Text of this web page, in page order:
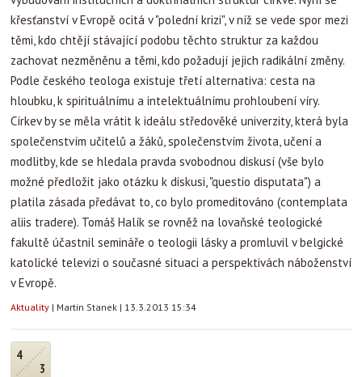
křesťanství v Evropě ocitá v "polední krizi", v níž se vede spor mezi
těmi, kdo chtějí stávající podobu těchto struktur za každou
zachovat nezměněnu a těmi, kdo požadují jejich radikální změny.
Podle českého teologa existuje třetí alternativa: cesta na
hloubku, k spirituálnímu a intelektuálnímu prohloubení víry.
Církev by se měla vrátit k ideálu středověké univerzity, která byla
společenstvím učitelů a žáků, společenstvím života, učení a
modlitby, kde se hledala pravda svobodnou diskusí (vše bylo
možné předložit jako otázku k diskusi, "questio disputata") a
platila zásada předávat to, co bylo promeditováno (contemplata
aliis tradere). Tomáš Halík se rovněž na lovaňské teologické
fakultě účastnil semináře o teologii lásky a promluvil v belgické
katolické televizi o současné situaci a perspektivách náboženství
v Evropě.
Aktuality | Martin Stanek | 13.3.2013 15:34
4
3